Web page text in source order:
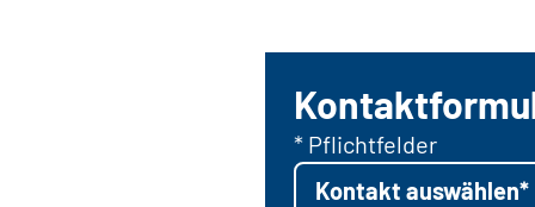
* Pflichtfelder
Kontakt auswählen*